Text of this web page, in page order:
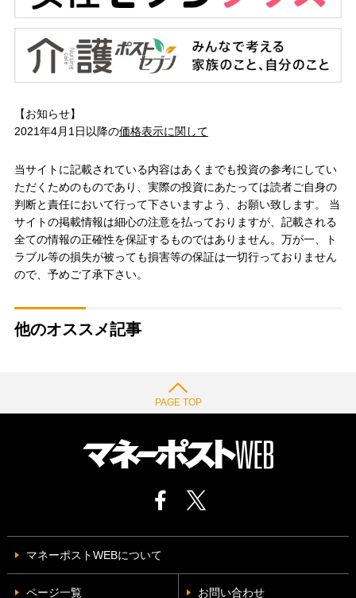
【お知らせ】
2021年4月1日以降の価格表示に関して
当サイトに記載されている内容はあくまでも投資の参考にしてい
ただくためのものであり、実際の投資にあたっては読者ご自身の
判断と責任において行って下さいますよう、お願い致します。 当
サイトの掲載情報は細心の注意を払っておりますが、記載される
全ての情報の正確性を保証するものではありません。万が一、ト
ラブル等の損失が被っても損害等の保証は一切行っておりません
ので、予めご了承下さい。
他のオススメ記事
PAGE TOP
マネーポストWEBについて
ページ一覧 お問い合わせ